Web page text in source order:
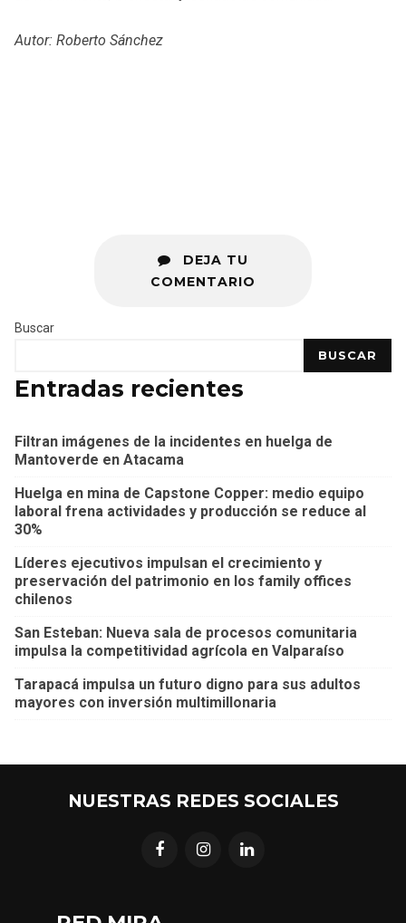
Autor: Roberto Sánchez
DEJA TU
COMENTARIO
Buscar
BUSCAR
Entradas recientes
Filtran imágenes de la incidentes en huelga de
Mantoverde en Atacama
Huelga en mina de Capstone Copper: medio equipo
laboral frena actividades y producción se reduce al
30%
Líderes ejecutivos impulsan el crecimiento y
preservación del patrimonio en los family offices
chilenos
San Esteban: Nueva sala de procesos comunitaria
impulsa la competitividad agrícola en Valparaíso
Tarapacá impulsa un futuro digno para sus adultos
mayores con inversión multimillonaria
NUESTRAS REDES SOCIALES